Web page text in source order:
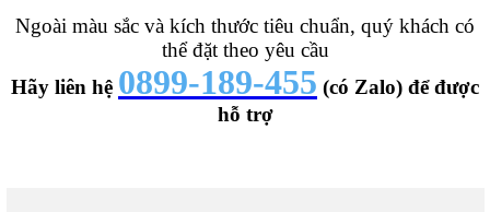
Ngoài màu sắc và kích thước tiêu chuẩn, quý khách có
thể đặt theo yêu cầu
Hãy liên hệ 0899-189-455 (có Zalo) để được
hỗ trợ